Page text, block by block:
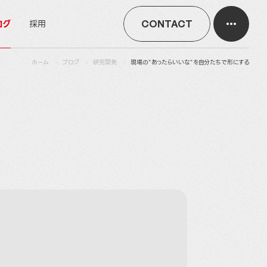
CONTACT
グ 採用
ホーム ブログ 研究開発 現場の”あったらいいな”を自分たちで形にする